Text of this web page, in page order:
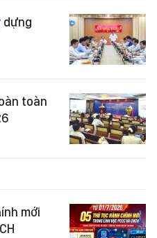
dựng
toàn
mới